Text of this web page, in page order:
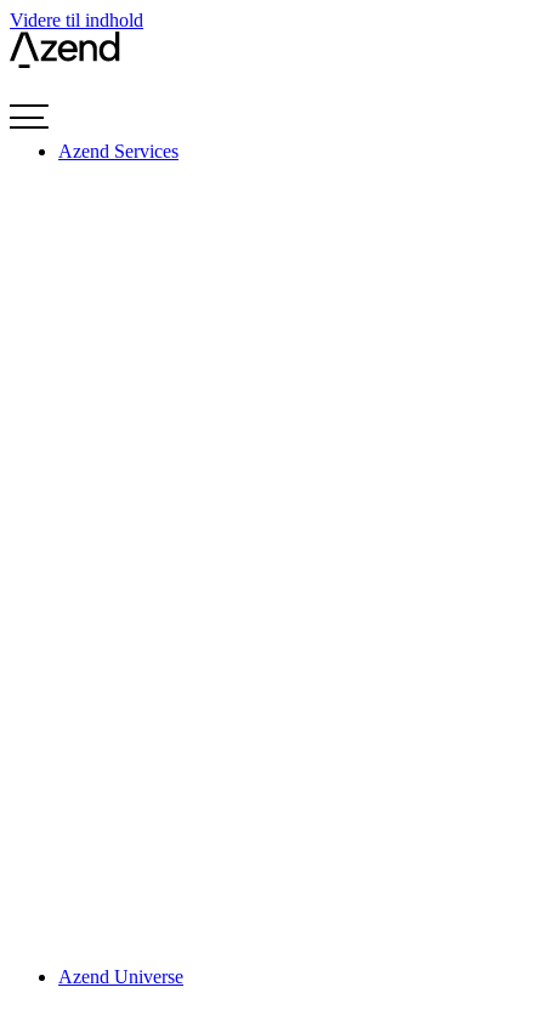
Videre til indhold
Azend Services
Azend Universe